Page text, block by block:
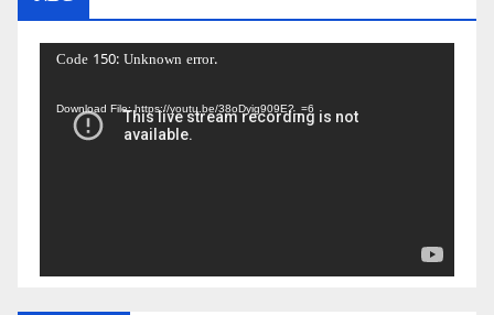
Video
Code 150: Unknown error.
Download File: https://youtu.be/38oDyig909E?_=6